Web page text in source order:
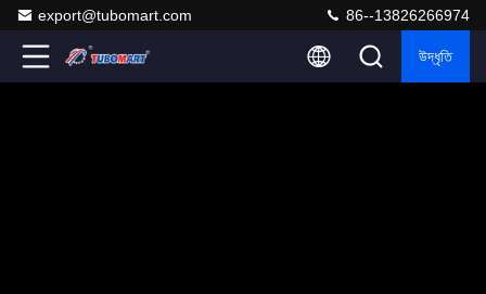
export@tubomart.com 86--13826266974
উদ্ধৃতি